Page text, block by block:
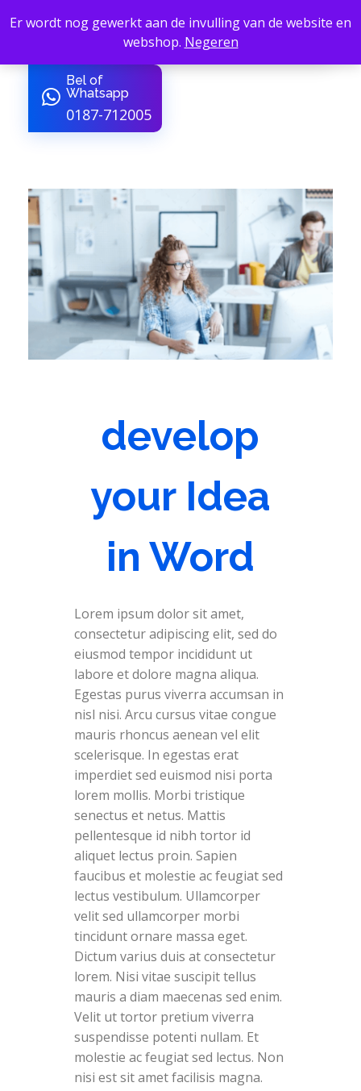
Er wordt nog gewerkt aan de invulling van de website en
webshop. Negeren
Bel of
Whatsapp
0187-712005
develop
your Idea
in Word
Lorem ipsum dolor sit amet,
consectetur adipiscing elit, sed do
eiusmod tempor incididunt ut
labore et dolore magna aliqua.
Egestas purus viverra accumsan in
nisl nisi. Arcu cursus vitae congue
mauris rhoncus aenean vel elit
scelerisque. In egestas erat
imperdiet sed euismod nisi porta
lorem mollis. Morbi tristique
senectus et netus. Mattis
pellentesque id nibh tortor id
aliquet lectus proin. Sapien
faucibus et molestie ac feugiat sed
lectus vestibulum. Ullamcorper
velit sed ullamcorper morbi
tincidunt ornare massa eget.
Dictum varius duis at consectetur
lorem. Nisi vitae suscipit tellus
mauris a diam maecenas sed enim.
Velit ut tortor pretium viverra
suspendisse potenti nullam. Et
molestie ac feugiat sed lectus. Non
nisi est sit amet facilisis magna.